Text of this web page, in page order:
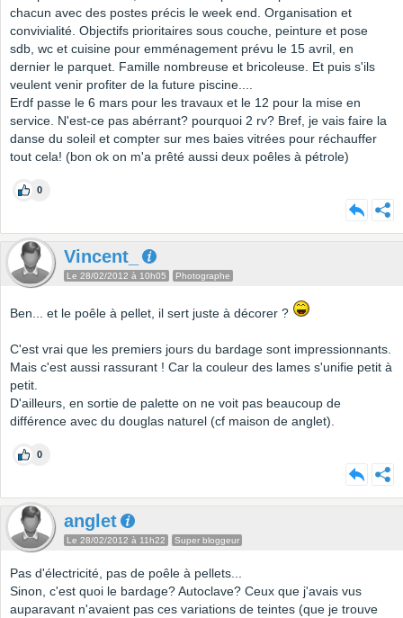
chacun avec des postes précis le week end. Organisation et
convivialité. Objectifs prioritaires sous couche, peinture et pose
sdb, wc et cuisine pour emménagement prévu le 15 avril, en
dernier le parquet. Famille nombreuse et bricoleuse. Et puis s'ils
veulent venir profiter de la future piscine....
Erdf passe le 6 mars pour les travaux et le 12 pour la mise en
service. N'est-ce pas abérrant? pourquoi 2 rv? Bref, je vais faire la
danse du soleil et compter sur mes baies vitrées pour réchauffer
tout cela! (bon ok on m'a prêté aussi deux poêles à pétrole)
0
Vincent_
Le 28/02/2012 à 10h05 Photographe
Ben... et le poêle à pellet, il sert juste à décorer ?
C'est vrai que les premiers jours du bardage sont impressionnants.
Mais c'est aussi rassurant ! Car la couleur des lames s'unifie petit à
petit.
D'ailleurs, en sortie de palette on ne voit pas beaucoup de
différence avec du douglas naturel (cf maison de anglet).
0
anglet
Le 28/02/2012 à 11h22 Super bloggeur
Pas d'électricité, pas de poêle à pellets...
Sinon, c'est quoi le bardage? Autoclave? Ceux que j'avais vus
auparavant n'avaient pas ces variations de teintes (que je trouve